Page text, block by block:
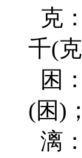
克
千(
困
(困)；
漓